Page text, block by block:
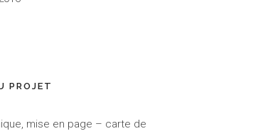
PROJET
mise en page – carte de